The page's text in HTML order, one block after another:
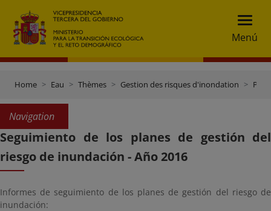
Menú
Home Eau Thèmes Gestion des risques d'inondation Plans de gestion des risques d'inondation
Navigation
Seguimiento de los planes de gestión del
riesgo de inundación - Año 2016
Informes de seguimiento de los planes de gestión del riesgo de
inundación: